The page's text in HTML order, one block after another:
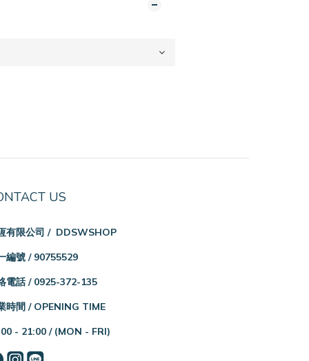
US
有限公司 / DDSWSHOP
編號 / 90755529
電話 / 0925-372-135
時間 / OPENING TIME
- 21:00 / (MON - FRI)